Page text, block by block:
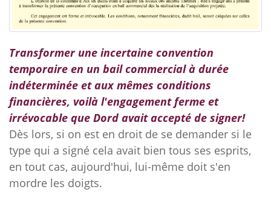
Transformer une incertaine convention
temporaire en un bail commercial à durée
indéterminée et aux mêmes conditions
financières, voilà l'engagement ferme et
irrévocable que Dord avait accepté de signer!
Dès lors, si on est en droit de se demander si le
type qui a signé cela avait bien tous ses esprits,
en tout cas, aujourd'hui, lui-même doit s'en
mordre les doigts.